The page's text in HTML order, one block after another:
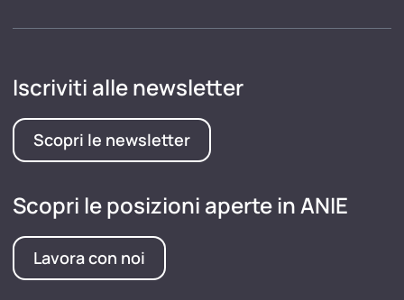
Iscriviti alle newsletter
Scopri le newsletter
Scopri le posizioni aperte in ANIE
Lavora con noi